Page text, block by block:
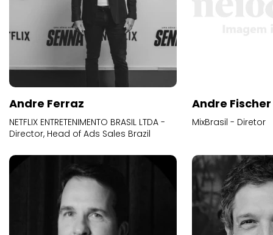
Andre Ferraz
NETFLIX ENTRETENIMENTO BRASIL LTDA -
Director, Head of Ads Sales Brazil
Andre Fischer
MixBrasil - Diretor